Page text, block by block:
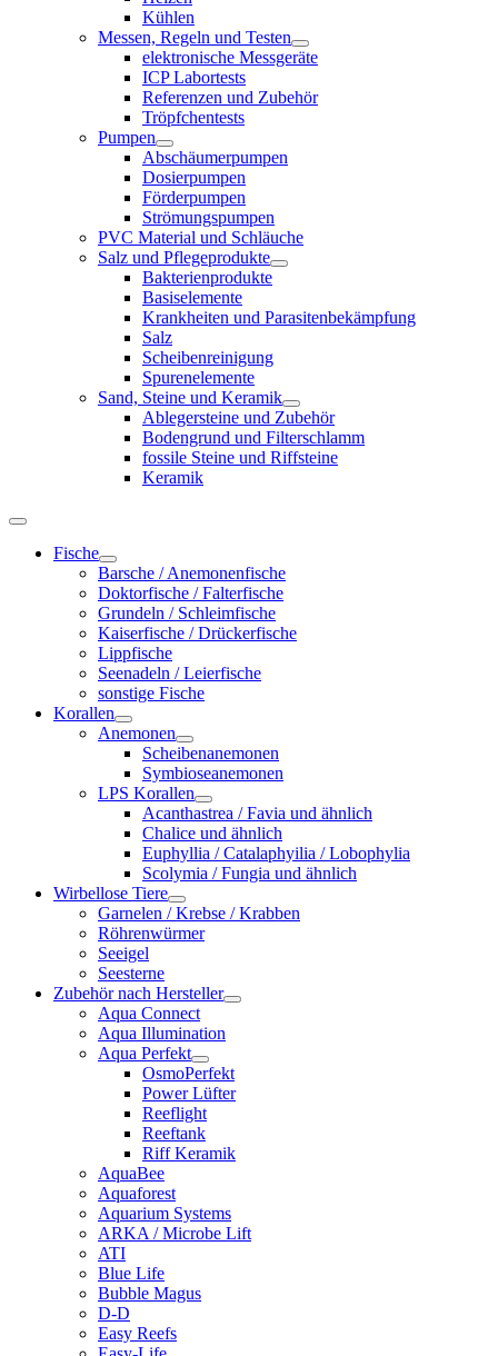
Kühlen
Messen, Regeln und Testen
elektronische Messgeräte
ICP Labortests
Referenzen und Zubehör
Tröpfchentests
Pumpen
Abschäumerpumpen
Dosierpumpen
Förderpumpen
Strömungspumpen
PVC Material und Schläuche
Salz und Pflegeprodukte
Bakterienprodukte
Basiselemente
Krankheiten und Parasitenbekämpfung
Salz
Scheibenreinigung
Spurenelemente
Sand, Steine und Keramik
Ablegersteine und Zubehör
Bodengrund und Filterschlamm
fossile Steine und Riffsteine
Keramik
Fische
Barsche / Anemonenfische
Doktorfische / Falterfische
Grundeln / Schleimfische
Kaiserfische / Drückerfische
Lippfische
Seenadeln / Leierfische
sonstige Fische
Korallen
Anemonen
Scheibenanemonen
Symbioseanemonen
LPS Korallen
Acanthastrea / Favia und ähnlich
Chalice und ähnlich
Euphyllia / Catalaphyilia / Lobophylia
Scolymia / Fungia und ähnlich
Wirbellose Tiere
Garnelen / Krebse / Krabben
Röhrenwürmer
Seeigel
Seesterne
Zubehör nach Hersteller
Aqua Connect
Aqua Illumination
Aqua Perfekt
OsmoPerfekt
Power Lüfter
Reeflight
Reeftank
Riff Keramik
AquaBee
Aquaforest
Aquarium Systems
ARKA / Microbe Lift
ATI
Blue Life
Bubble Magus
D-D
Easy Reefs